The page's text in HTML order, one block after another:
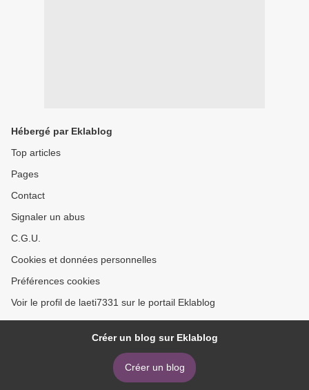
Hébergé par Eklablog
Top articles
Pages
Contact
Signaler un abus
C.G.U.
Cookies et données personnelles
Préférences cookies
Voir le profil de laeti7331 sur le portail Eklablog
Créer un blog sur Eklablog
Créer un blog